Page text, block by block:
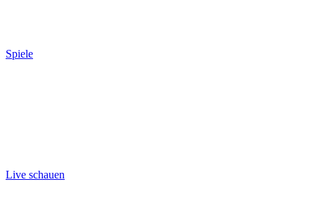
Spiele
Live schauen